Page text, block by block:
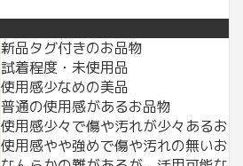
新品タグ付きのお品物
試着程度・未使用品
使用感少なめの美品
普通の使用感があるお品物
使用感少々で傷や汚れが少々あるお
使用感やや強めで傷や汚れの無いお